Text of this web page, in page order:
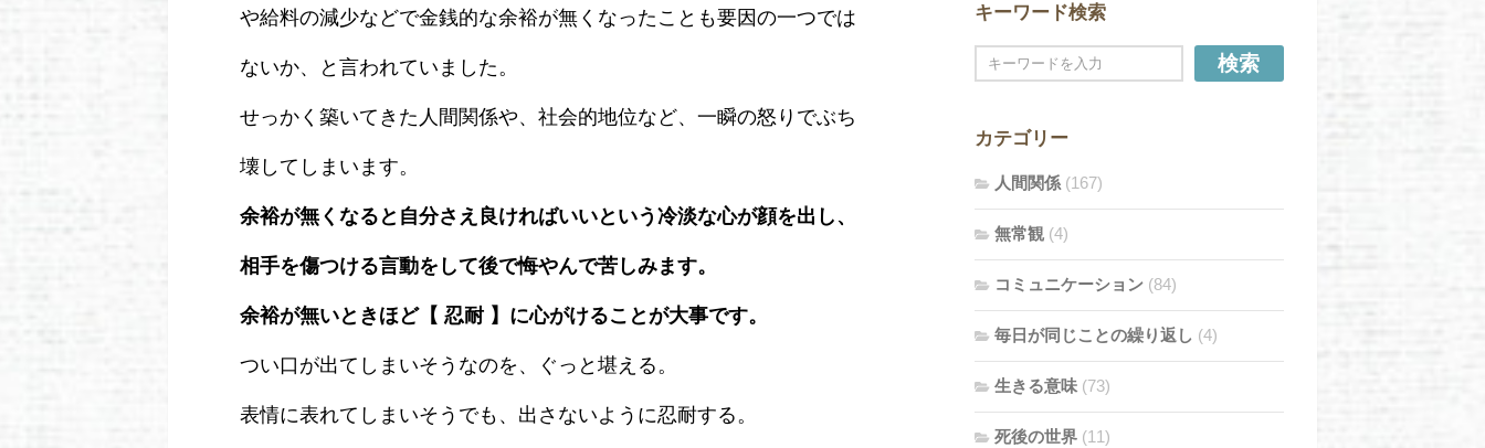
や給料の減少などで金銭的な余裕が無くなったことも要因の一つでは
ないか、と言われていました。
せっかく築いてきた人間関係や、社会的地位など、一瞬の怒りでぶち
壊してしまいます。
余裕が無くなると自分さえ良ければいいという冷淡な心が顔を出し、
相手を傷つける言動をして後で悔やんで苦しみます。
余裕が無いときほど【 忍耐 】に心がけることが大事です。
つい口が出てしまいそうなのを、ぐっと堪える。
表情に表れてしまいそうでも、出さないように忍耐する。
キーワード検索
検索
カテゴリー
人間関係 (167)
無常観 (4)
コミュニケーション (84)
毎日が同じことの繰り返し (4)
生きる意味 (73)
死後の世界 (11)